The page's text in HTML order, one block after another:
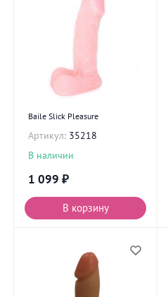
Baile Slick Pleasure
Артикул: 35218
В наличии
1 099 ₽
В корзину